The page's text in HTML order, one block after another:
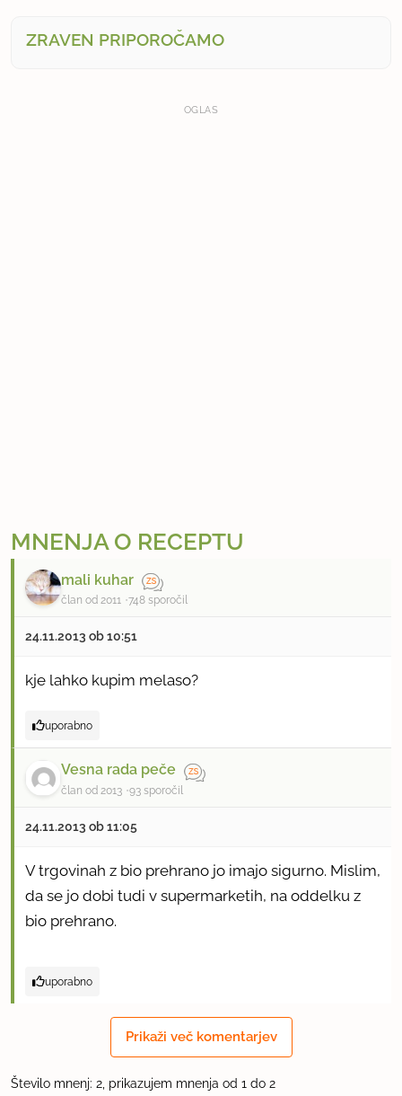
ZRAVEN PRIPOROČAMO
OGLAS
MNENJA O RECEPTU
mali kuhar
član od 2011 748 sporočil
24.11.2013 ob 10:51
kje lahko kupim melaso?
uporabno
Vesna rada peče
član od 2013 93 sporočil
24.11.2013 ob 11:05
V trgovinah z bio prehrano jo imajo sigurno. Mislim,
da se jo dobi tudi v supermarketih, na oddelku z
bio prehrano.
uporabno
Prikaži več komentarjev
Število mnenj: 2, prikazujem mnenja od 1 do 2